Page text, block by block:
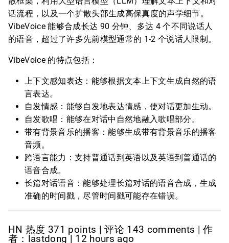
话流程，以及一个扩散头部生成高保真度的声学细节。
VibeVoice 能够合成长达 90 分钟、多达 4 个不同说话人
的语音，超过了许多先前模型通常的 1-2 个说话人限制。
VibeVoice 的特点包括：
上下文感知表达：能够根据文本上下文生成自然的语
言表达。
自发情感：能够自发地表达情感，使对话更加生动。
自发歌唱：能够在对话中自然地融入歌唱部分。
带有背景音乐的播客：能够生成带有背景音乐的播客
音频。
跨语言能力：支持普通话到英语以及英语到普通话的
语音合成。
长篇对话语音：能够处理长篇对话的语音合成，生成
准确的时间戳，尽管时间戳可能存在错误。
HN 热度 371 points | 评论 143 comments | 作
者：lastdong | 12 hours ago